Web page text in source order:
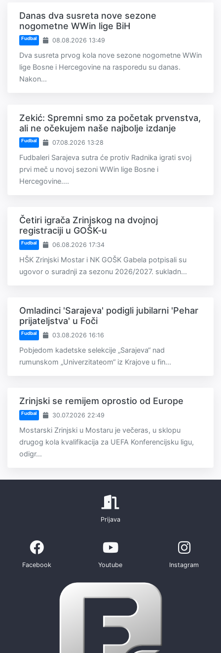
Danas dva susreta nove sezone
nogometne WWin lige BiH
Fudbal 08.08.2026 13:49
Dva susreta prvog kola nove sezone nogometne WWin
lige Bosne i Hercegovine na rasporedu su danas.
Nakon...
Zekić: Spremni smo za početak prvenstva,
ali ne očekujem naše najbolje izdanje
Fudbal 07.08.2026 13:28
Fudbaleri Sarajeva sutra će protiv Radnika igrati svoj
prvi meč u novoj sezoni WWin lige Bosne i
Hercegovine....
Četiri igrača Zrinjskog na dvojnoj
registraciji u GOŠK-u
Fudbal 06.08.2026 17:34
HŠK Zrinjski Mostar i NK GOŠK Gabela potpisali su
ugovor o suradnji za sezonu 2026/2027. sukladn...
Omladinci 'Sarajeva' podigli jubilarni 'Pehar
prijateljstva' u Foči
Fudbal 03.08.2026 16:16
Pobjedom kadetske selekcije „Sarajeva“ nad
rumunskom „Univerzitateom“ iz Krajove u fin...
Zrinjski se remijem oprostio od Europe
Fudbal 30.07.2026 22:49
Mostarski Zrinjski u Mostaru je večeras, u sklopu
drugog kola kvalifikacija za UEFA Konferencijsku ligu,
odigr...
Prijava
Facebook Youtube Instagram